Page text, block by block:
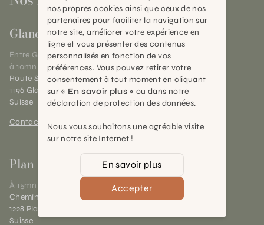
Gland
Entre Genève et Lausanne,
à 10mn de Nyon
Route Suisse 40
1196 Gland (VD)
Suisse
Contact et horaires
Plan-les-Ouates
À 15mn du centre de Genève
Chemin des Charrotons 25
1228 Plan-les-Ouates (GE)
Suisse
nos propres cookies ainsi que ceux de nos
partenaires pour faciliter la navigation sur
notre site, améliorer votre expérience en
ligne et vous présenter des contenus
personnalisés en fonction de vos
préférences. Vous pouvez retirer votre
consentement à tout moment en cliquant
sur « En savoir plus » ou dans notre
déclaration de protection des données.
Nous vous souhaitons une agréable visite
sur notre site Internet !
En savoir plus
Accepter